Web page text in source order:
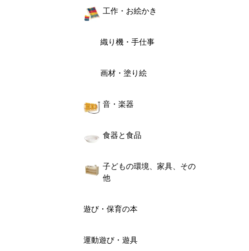
工作・お絵かき
織り機・手仕事
画材・塗り絵
音・楽器
食器と食品
子どもの環境、家具、その
他
遊び・保育の本
運動遊び・遊具